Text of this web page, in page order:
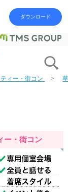
ダウンロード
ィー・街コン
ー・街コン